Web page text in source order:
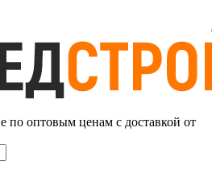
по оптовым ценам с доставкой от